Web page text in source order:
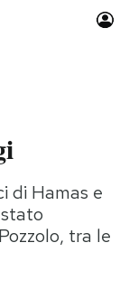
di Hamas e
tra le